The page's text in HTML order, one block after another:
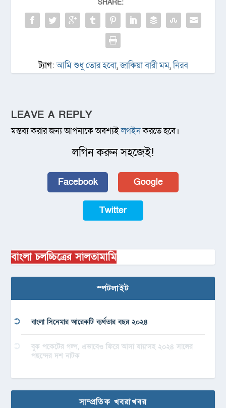
SHARE:
ট্যাগ:আমি শুধু তোর হবো,জাকিয়া বারী মম,নিরব
LEAVE A REPLY
মন্তব্য করার জন্য আপনাকে অবশ্যইলগইনকরতে হবে।
লগিন করুন সহজেই!
Facebook Google
Twitter
বাংলা চলচ্চিত্রের সালতামামি
স্পটলাইট
বাংলা সিনেমার আরেকটি ব্যর্থতার বছর ২০২৪
বুক পকেটের গল্প, এভাবেও ফিরে আসা যায়’সহ ২০২৪ সালের
পছন্দের দশ নাটক
সাম্প্রতিক খবরাখবর